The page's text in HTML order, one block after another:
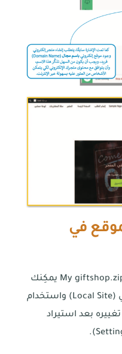
في
عند استيراد الملف المضغوط My giftshop.zip يمكِنك
تغيير اسم مجال الموقع المحلي (Local Site) واستخدام
بعد استيراد